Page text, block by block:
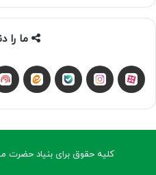
ما را
آپاراتاینستاگرام
بله ایتا
کلیه حقوق برای بنیاد